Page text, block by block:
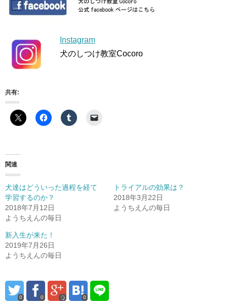
Instagram
犬のしつけ教室Cocoro
共有:
関連
犬達はどういった過程を経て
学習するのか？
2018年7月12日
ようちえんの毎日
トライアルの効果は？
2018年3月22日
ようちえんの毎日
新入生が来た！
2019年7月26日
ようちえんの毎日
0 0 0